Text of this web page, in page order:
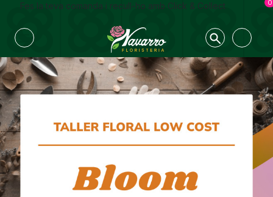
Fes la teva comanda i recull-ho amb Click & Collect 0